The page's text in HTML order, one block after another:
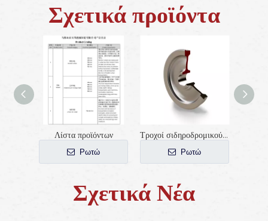
Σχετικά προϊόντα
Λίστα προϊόντων
Ρωτώ
Τροχοί σιδηροδρομικού βαγονιού AAR-B 1000mm
Ρωτώ
Σχετικά Νέα